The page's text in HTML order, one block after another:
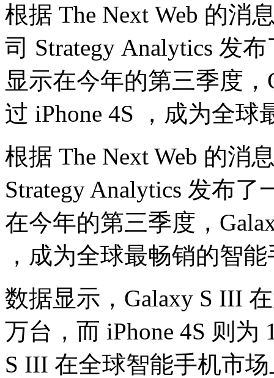
根据 The Next Web 的消
司 Strategy Analytics 发
显示在今年的第三季度
过 iPhone 4S ，成为全
根据 The Next Web 的消
Strategy Analytics 发布
在今年的第三季度，
，成为全球最畅销的智
数据显示，Galaxy S III
万台，而 iPhone 4S 则为
S III 在全球智能手机市